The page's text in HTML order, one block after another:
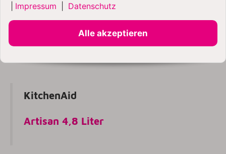
KitchenAid
Artisan 4,8 Liter
Impressum Datenschutz
Alle akzeptieren